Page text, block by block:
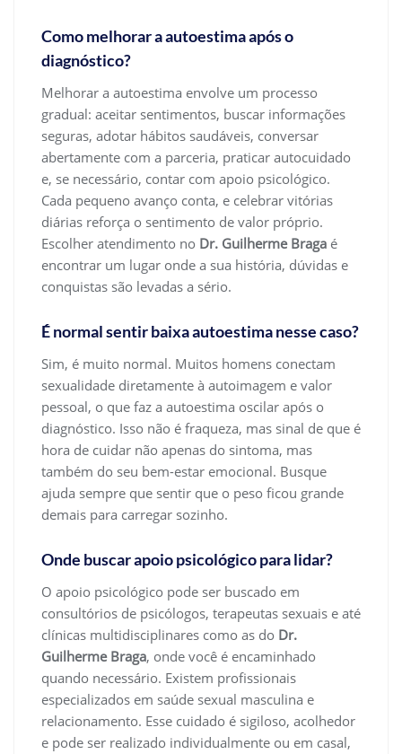
Como melhorar a autoestima após o
diagnóstico?
Melhorar a autoestima envolve um processo
gradual: aceitar sentimentos, buscar informações
seguras, adotar hábitos saudáveis, conversar
abertamente com a parceria, praticar autocuidado
e, se necessário, contar com apoio psicológico.
Cada pequeno avanço conta, e celebrar vitórias
diárias reforça o sentimento de valor próprio.
Escolher atendimento no Dr. Guilherme Braga é
encontrar um lugar onde a sua história, dúvidas e
conquistas são levadas a sério.
É normal sentir baixa autoestima nesse caso?
Sim, é muito normal. Muitos homens conectam
sexualidade diretamente à autoimagem e valor
pessoal, o que faz a autoestima oscilar após o
diagnóstico. Isso não é fraqueza, mas sinal de que é
hora de cuidar não apenas do sintoma, mas
também do seu bem-estar emocional. Busque
ajuda sempre que sentir que o peso ficou grande
demais para carregar sozinho.
Onde buscar apoio psicológico para lidar?
O apoio psicológico pode ser buscado em
consultórios de psicólogos, terapeutas sexuais e até
clínicas multidisciplinares como as do Dr.
Guilherme Braga, onde você é encaminhado
quando necessário. Existem profissionais
especializados em saúde sexual masculina e
relacionamento. Esse cuidado é sigiloso, acolhedor
e pode ser realizado individualmente ou em casal,